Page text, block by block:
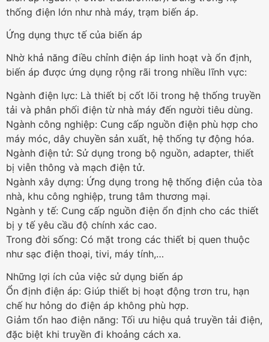
thống điện lớn như nhà máy, trạm biến áp.
Ứng dụng thực tế của biến áp
Nhờ khả năng điều chỉnh điện áp linh hoạt và ổn định,
biến áp được ứng dụng rộng rãi trong nhiều lĩnh vực:
Ngành điện lực: Là thiết bị cốt lõi trong hệ thống truyền
tải và phân phối điện từ nhà máy đến người tiêu dùng.
Ngành công nghiệp: Cung cấp nguồn điện phù hợp cho
máy móc, dây chuyền sản xuất, hệ thống tự động hóa.
Ngành điện tử: Sử dụng trong bộ nguồn, adapter, thiết
bị viễn thông và mạch điện tử.
Ngành xây dựng: Ứng dụng trong hệ thống điện của tòa
nhà, khu công nghiệp, trung tâm thương mại.
Ngành y tế: Cung cấp nguồn điện ổn định cho các thiết
bị y tế yêu cầu độ chính xác cao.
Trong đời sống: Có mặt trong các thiết bị quen thuộc
như sạc điện thoại, tivi, máy tính,…
Những lợi ích của việc sử dụng biến áp
Ổn định điện áp: Giúp thiết bị hoạt động trơn tru, hạn
chế hư hỏng do điện áp không phù hợp.
Giảm tổn hao điện năng: Tối ưu hiệu quả truyền tải điện,
đặc biệt khi truyền đi khoảng cách xa.